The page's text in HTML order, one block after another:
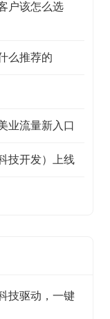
户该怎么选
么推荐的
业流量新入口
技开发）上线
技驱动，一键